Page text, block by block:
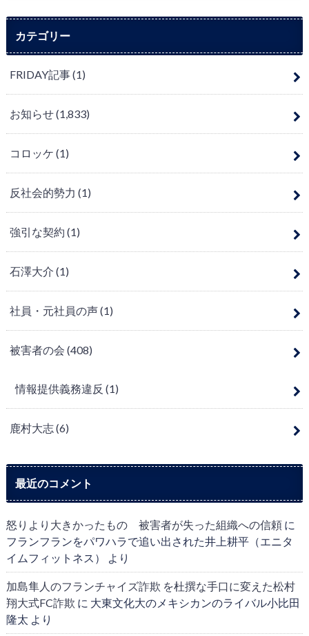
カテゴリー
FRIDAY記事(1)
お知らせ(1,833)
コロッケ (1)
反社会的勢力 (1)
強引な契約 (1)
石澤大介 (1)
社員・元社員の声(1)
被害者の会 (408)
情報提供義務違反 (1)
鹿村大志(6)
最近のコメント
怒りより大きかったもの 被害者が失った組織への信頼に
フランフランをパワハラで追い出された井上耕平（エニタ
イムフィットネス）
より
加島隼人のフランチャイズ詐欺 を杜撰な手口に変えた松村
翔大式FC詐欺 に 大東文化大のメキシカンのライバル小比田
隆太 より